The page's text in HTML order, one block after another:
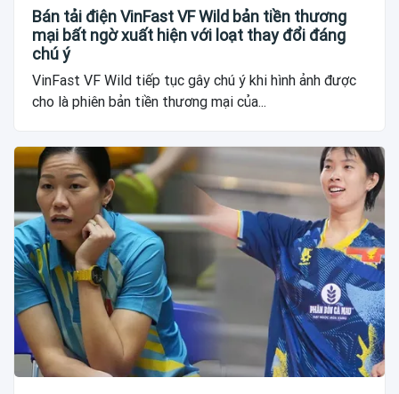
Bán tải điện VinFast VF Wild bản tiền thương
mại bất ngờ xuất hiện với loạt thay đổi đáng
chú ý
VinFast VF Wild tiếp tục gây chú ý khi hình ảnh được
cho là phiên bản tiền thương mại của...